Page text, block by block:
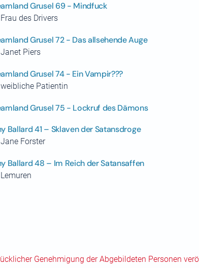
Grusel 69 - Mindfuck
des Drivers
Grusel 72 - Das allsehende Auge
Piers
Grusel 74 - Ein Vampir???
Patientin
Grusel 75 - Lockruf des Dämons
Ballard 41 – Sklaven der Satansdroge
Forster
Ballard 48 – Im Reich der Satansaffen
Genehmigung der Abgebildeten Personen